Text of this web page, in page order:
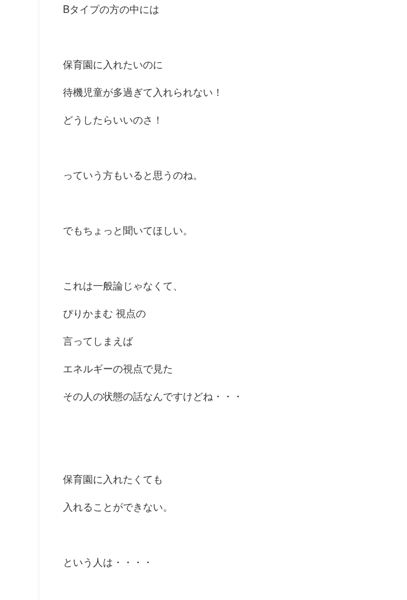
Bタイプの方の中には
保育園に入れたいのに
待機児童が多過ぎて入れられない！
どうしたらいいのさ！
っていう方もいると思うのね。
でもちょっと聞いてほしい。
これは一般論じゃなくて、
ぴりかまむ 視点の
言ってしまえば
エネルギーの視点で見た
その人の状態の話なんですけどね・・・
保育園に入れたくても
入れることができない。
という人は・・・・